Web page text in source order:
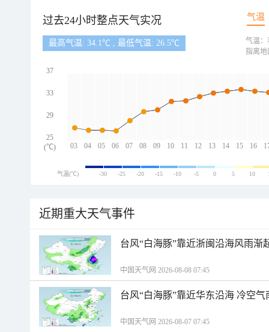
过去24小时整点天气实况 气温
最高气温: 34.1℃ , 最低气温: 26.5℃
03 04 05 06 07 08 09 10 11 12 13 14 15 16
37
33
29
25
(℃)
气温：
指离地
气温(℃) -30 -25 -20 -15 -10 -5 0 5 10
近期重大天气事件
台风“白海豚”靠近浙闽沿海风雨渐
中国天气网 2026-08-08 07:45
台风“白海豚”靠近华东沿海 冷空
中国天气网 2026-08-07 07:45